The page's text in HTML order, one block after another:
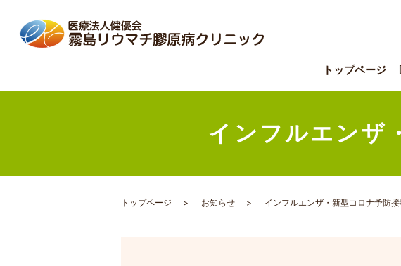
トップページ
インフルエンザ
トップページ お知らせ インフルエンザ・新型コロナ予防